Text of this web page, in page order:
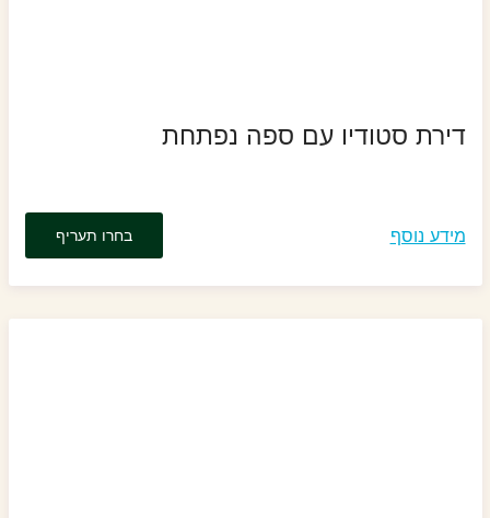
דירת סטודיו עם ספה נפתחת
מידע נוסף בחרו תעריף